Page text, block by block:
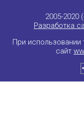
2005-2020
Разработка
При использовании
сайт